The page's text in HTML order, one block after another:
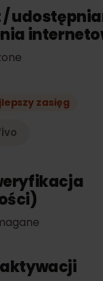
zasięg